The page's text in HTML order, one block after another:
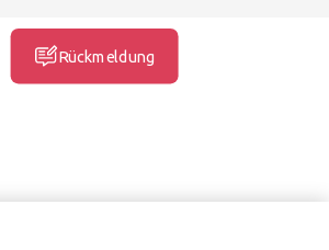
Rückmeldung